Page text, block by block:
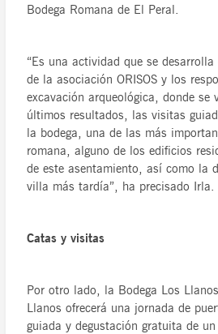
Bodega Romana de El Peral.
“Es una actividad que se
de la asociación ORISOS y los
excavación arqueológica, donde se
últimos resultados, las visitas
la bodega, una de las más
romana, alguno de los edificios
de este asentamiento, así como la
villa más tardía”, ha precisado Irla.
Catas y visitas
Por otro lado, la Bodega Los
Llanos ofrecerá una jornada de
guiada y degustación gratuita de